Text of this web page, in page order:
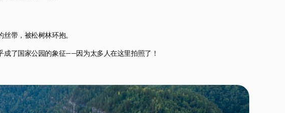
带，被松树林环抱。
了国家公园的象征——因为太多人在这里拍照了！